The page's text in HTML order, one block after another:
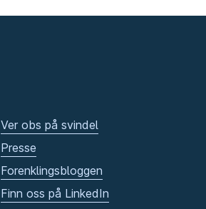
Ver obs på svindel
Presse
Forenklingsbloggen
Finn oss på LinkedIn